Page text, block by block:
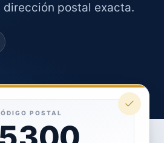
postal exacta.
POSTAL